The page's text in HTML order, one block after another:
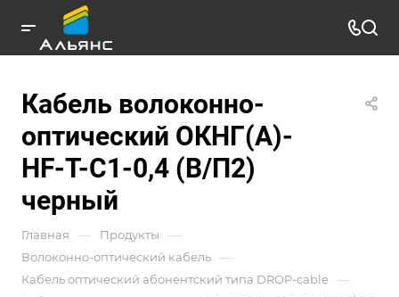
Кабель волоконно-
оптический ОКНГ(А)-
HF-Т-С1-0,4 (В/П2)
черный
Главная — Продукты —
Волоконно-оптический кабель —
Кабель оптический абонентский типа DROP-cable —